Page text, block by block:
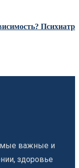
Психиатр
важные и
здоровье